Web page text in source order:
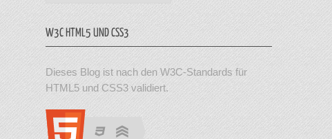
W3C HTML5 UND CSS3
Dieses Blog ist nach den W3C-Standards für
HTML5 und CSS3 validiert.